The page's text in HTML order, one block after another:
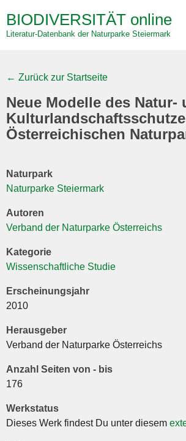
main
BIODIVERSITÄT online
Literatur-Datenbank der Naturparke Steiermark
← Zurück zur Startseite
Neue Modelle des Natur-
Österreichischen
Naturpark
Naturparke Steiermark
Autoren
Verband der Naturparke Österreichs
Kategorie
Wissenschaftliche Studie
Erscheinungsjahr
2010
Herausgeber
Verband der Naturparke Österreichs
Anzahl Seiten von - bis
176
Werkstatus
Dieses Werk findest Du unter diesem